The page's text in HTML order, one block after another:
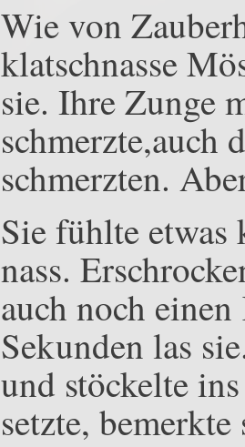
Wie von
klatschnasse
sie. Ihre Zunge
schmerzte,auch
schmerzten.
Sie fühlte etwas
nass.
auch noch
Sekunden las
und stöckelte
setzte,